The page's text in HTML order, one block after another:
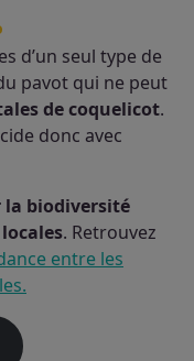
d’un seul type de
pavot qui ne peut
de coquelicot.
donc avec
la biodiversité
. Retrouvez
entre les